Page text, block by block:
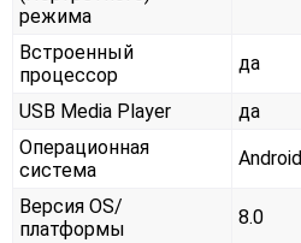
режима
Встроенный
процессор
да
USB Media Player
да
Операционная
система
Android
Версия OS/
платформы
8.0